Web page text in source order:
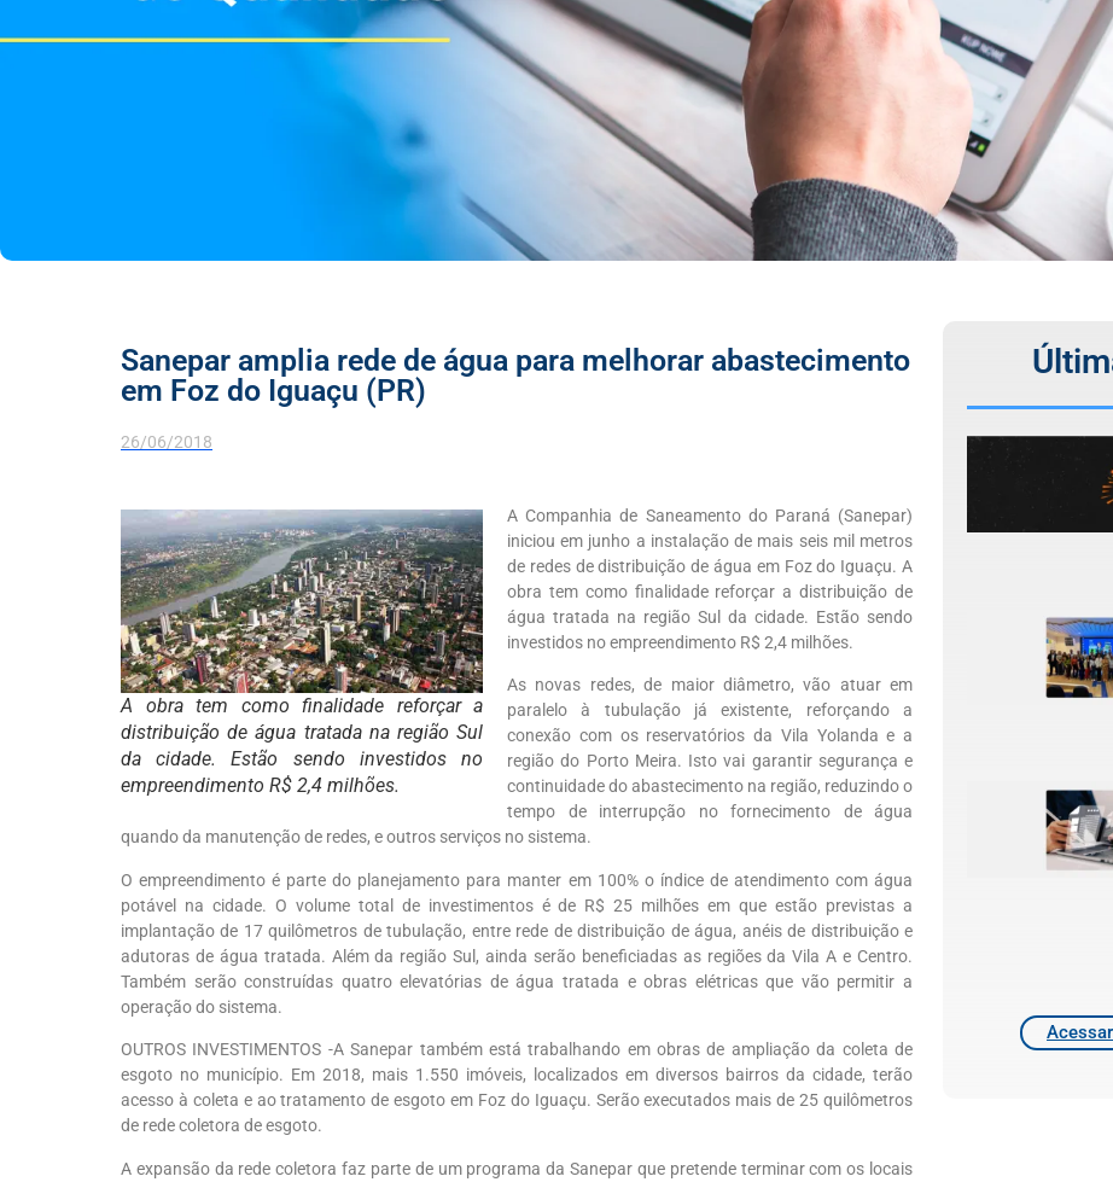
Sanepar amplia rede de água para melhorar abastecimento
em Foz do Iguaçu (PR)
26/06/2018
A obra tem como finalidade reforçar a
distribuição de água tratada na região Sul
da cidade. Estão sendo investidos no
empreendimento R$ 2,4 milhões.
A Companhia de Saneamento do Paraná (Sanepar)
iniciou em junho a instalação de mais seis mil metros
de redes de distribuição de água em Foz do Iguaçu. A
obra tem como finalidade reforçar a distribuição de
água tratada na região Sul da cidade. Estão sendo
investidos no empreendimento R$ 2,4 milhões.
As novas redes, de maior diâmetro, vão atuar em
paralelo à tubulação já existente, reforçando a
conexão com os reservatórios da Vila Yolanda e a
região do Porto Meira. Isto vai garantir segurança e
continuidade do abastecimento na região, reduzindo o
tempo de interrupção no fornecimento de água
quando da manutenção de redes, e outros serviços no sistema.
O empreendimento é parte do planejamento para manter em 100% o índice de atendimento com água
potável na cidade. O volume total de investimentos é de R$ 25 milhões em que estão previstas a
implantação de 17 quilômetros de tubulação, entre rede de distribuição de água, anéis de distribuição e
adutoras de água tratada. Além da região Sul, ainda serão beneficiadas as regiões da Vila A e Centro.
Também serão construídas quatro elevatórias de água tratada e obras elétricas que vão permitir a
operação do sistema.
OUTROS INVESTIMENTOS -A Sanepar também está trabalhando em obras de ampliação da coleta de
esgoto no município. Em 2018, mais 1.550 imóveis, localizados em diversos bairros da cidade, terão
acesso à coleta e ao tratamento de esgoto em Foz do Iguaçu. Serão executados mais de 25 quilômetros
de rede coletora de esgoto.
A expansão da rede coletora faz parte de um programa da Sanepar que pretende terminar com os locais